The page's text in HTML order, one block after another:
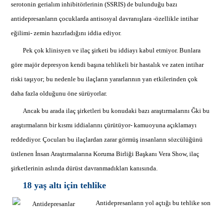
serotonin gerialım inhibitörlerinin (SSRIS) de bulunduğu bazı
antidepresanların çocuklarda antisosyal davranışlara -özellikle intihar
eğilimi- zemin hazırladığını iddia ediyor.
Pek çok klinisyen ve ilaç şirketi bu iddiayı kabul etmiyor. Bunlara
göre majör depresyon kendi başına tehlikeli bir hastalık ve zaten intihar
riski taşıyor; bu nedenle bu ilaçların yararlarının yan etkilerinden çok
daha fazla olduğunu öne sürüyorlar.
Ancak bu arada ilaç şirketleri bu konudaki bazı araştırmalarını Ğki bu
araştırmaların bir kısmı iddialarını çürütüyor- kamuoyuna açıklamayı
reddediyor. Çocuları bu ilaçlardan zarar görmüş insanların sözcülüğünü
üstlenen İnsan Araştırmalarına Koruma Birliği Başkanı Vera Show, ilaç
şirketlerinin aslında dürüst davranmadıkları kanısında.
18 yaş altı için tehlike
Antidepresanların yol açtığı bu tehlike son